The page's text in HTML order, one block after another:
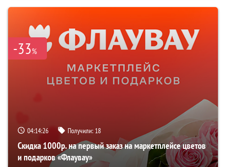
-33%
04:14:26 Получили: 18
Скидка 1000р. на первый заказ на маркетплейсе цветов
и подарков «Флаувау»